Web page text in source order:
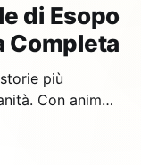
di Esopo
Completa
più
Con animali
alla letteratura